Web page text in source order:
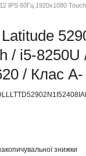
IPS 60Гц 1920x1080
/ i5-
/ Клас A-
знижки